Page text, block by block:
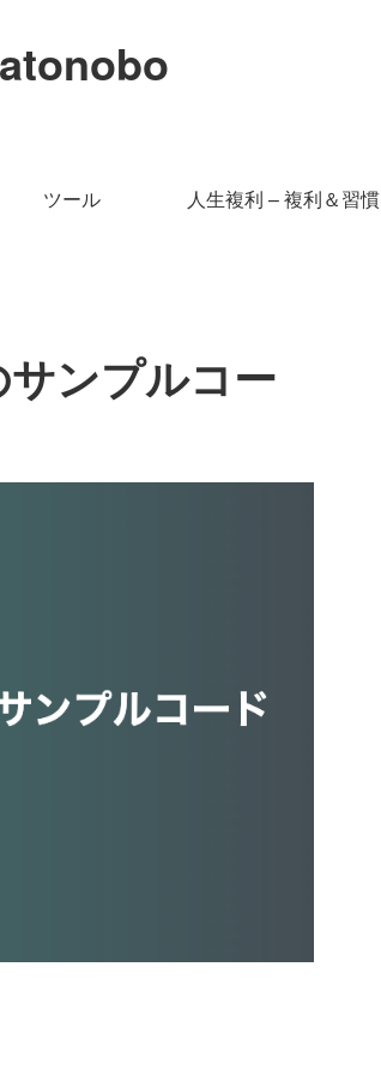
ツール 人生複利 – 複利＆習慣
ンプルコー